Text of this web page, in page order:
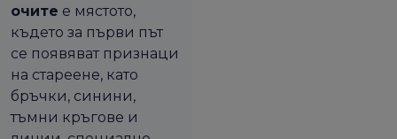
очите е мястото,
където за първи път
се появяват признаци
на стареене, като
бръчки, синини,
тъмни кръгове и